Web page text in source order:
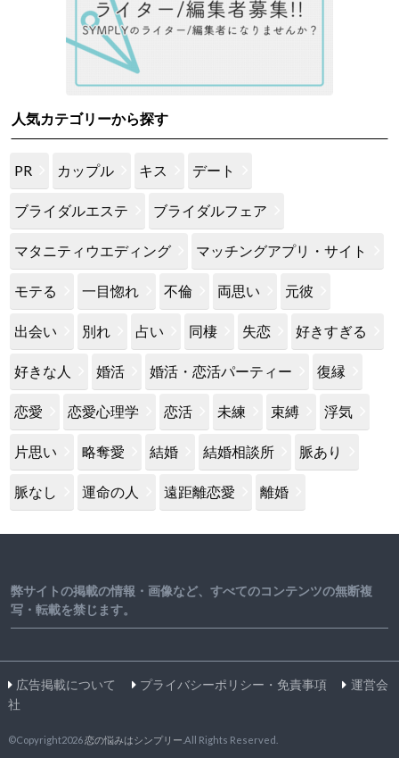
人気カテゴリーから探す
PR カップル キス デート
ブライダルエステ ブライダルフェア
マタニティウエディング マッチングアプリ・サイト
モテる 一目惚れ 不倫 両思い 元彼
出会い 別れ 占い 同棲 失恋 好きすぎる
好きな人 婚活 婚活・恋活パーティー 復縁
恋愛 恋愛心理学 恋活 未練 束縛 浮気
片思い 略奪愛 結婚 結婚相談所 脈あり
脈なし 運命の人 遠距離恋愛 離婚
弊サイトの掲載の情報・画像など、すべてのコンテンツの無断複
写・転載を禁じます。
広告掲載について プライバシーポリシー・免責事項
運営会
社
©Copyright2026恋の悩みはシンプリー .All Rights Reserved.